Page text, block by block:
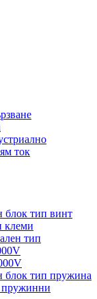
ток
блок тип винт
клеми
тип
блок тип пружина